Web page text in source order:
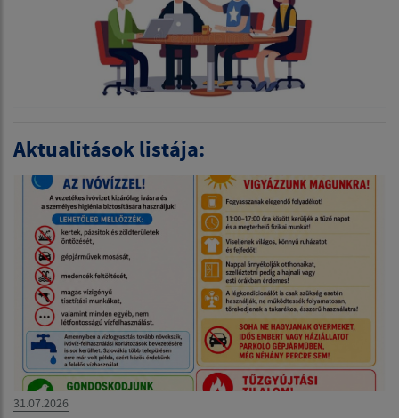
Aktualitások listája:
31.07.2026